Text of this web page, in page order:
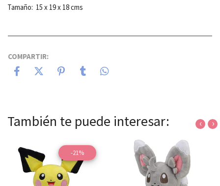
Tamaño: 15 x 19 x 18 cms
COMPARTIR:
También te puede interesar:
-21%
‹ ›